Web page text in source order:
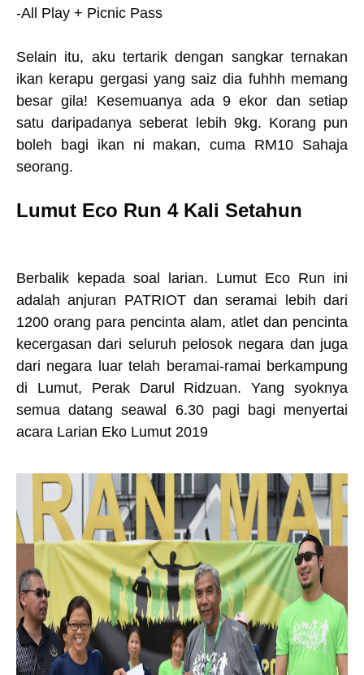
-All Play + Picnic Pass
Selain itu, aku tertarik dengan sangkar ternakan
ikan kerapu gergasi yang saiz dia fuhhh memang
besar gila! Kesemuanya ada 9 ekor dan setiap
satu daripadanya seberat lebih 9kg. Korang pun
boleh bagi ikan ni makan, cuma RM10 Sahaja
seorang.
Lumut Eco Run 4 Kali Setahun
Berbalik kepada soal larian. Lumut Eco Run ini
adalah anjuran PATRIOT dan seramai lebih dari
1200 orang para pencinta alam, atlet dan pencinta
kecergasan dari seluruh pelosok negara dan juga
dari negara luar telah beramai-ramai berkampung
di Lumut, Perak Darul Ridzuan. Yang syoknya
semua datang seawal 6.30 pagi bagi menyertai
acara Larian Eko Lumut 2019